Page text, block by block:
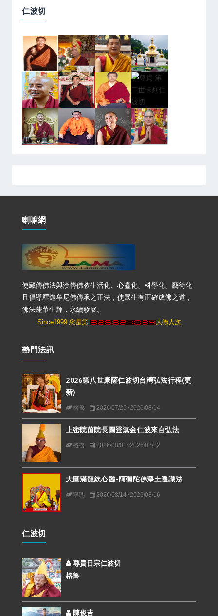
仁波切
喇嘛網
使藏傳佛法與漢傳佛教生活化、心靈化、科學化、藝術化
且倡導釋迦牟尼佛傳承之正法，使眾生有正確成佛之道，
佛法蓬蓽生輝，永續發展。
Since1999 您是第 大德人次
熱門法訊
2026第八世康薩仁波切台灣弘法行程(更
新)
格魯 2026/07/25~2026/08/14
上密院前院長圖登滇金仁波來台弘法
格魯 2026/08/01~2026/08/22
大圓滿龍欽心髓-阿彌陀佛淨土遷識法
寧瑪 2026/08/14~2026/08/16
仁波切
尊貴日宗仁波切
格魯
陳俊吉